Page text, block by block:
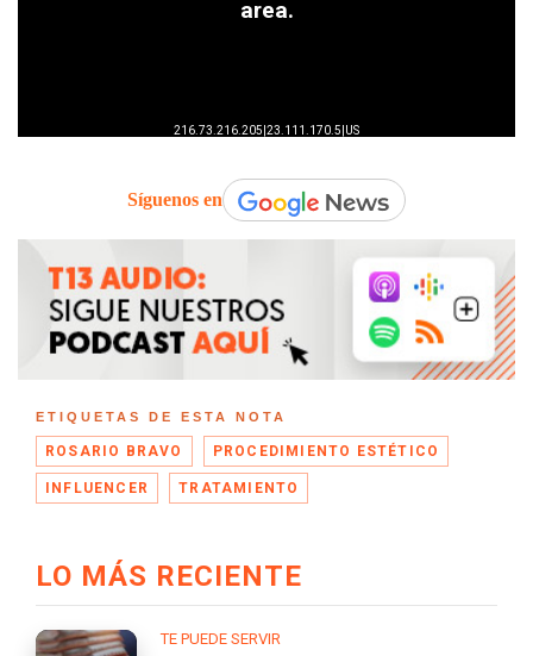
Síguenos en
ETIQUETAS DE ESTA NOTA
ROSARIO BRAVO PROCEDIMIENTO ESTÉTICO
INFLUENCER TRATAMIENTO
LO MÁS RECIENTE
TE PUEDE SERVIR